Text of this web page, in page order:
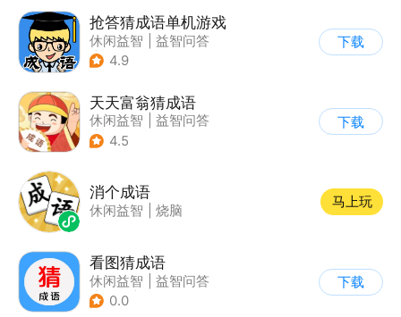
抢答猜成语单机游戏
休闲益智
益智问答
| 成语
4.9
下载
天天富翁猜成语
休闲益智
益智问答
| 成语
4.5
下载
消个成语
休闲益智 烧脑
马上玩
看图猜成语
休闲益智
益智问答
| 成语
0.0
下载